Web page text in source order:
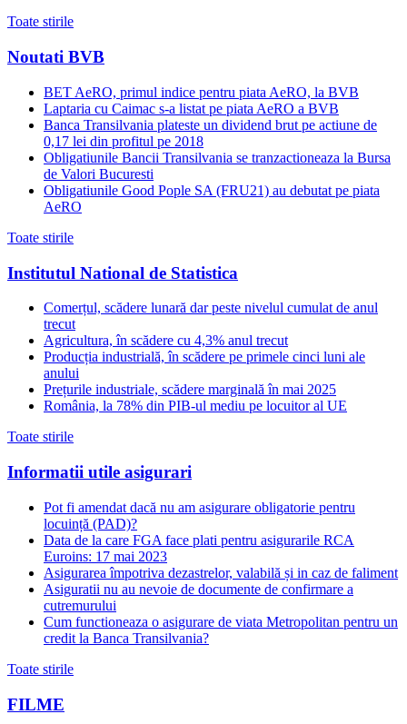
Toate stirile
Noutati BVB
BET AeRO, primul indice pentru piata AeRO, la BVB
Laptaria cu Caimac s-a listat pe piata AeRO a BVB
Banca Transilvania plateste un dividend brut pe actiune de
0,17 lei din profitul pe 2018
Obligatiunile Bancii Transilvania se tranzactioneaza la Bursa
de Valori Bucuresti
Obligatiunile Good Pople SA (FRU21) au debutat pe piata
AeRO
Toate stirile
Institutul National de Statistica
Comerțul, scădere lunară dar peste nivelul cumulat de anul
trecut
Agricultura, în scădere cu 4,3% anul trecut
Producția industrială, în scădere pe primele cinci luni ale
anului
Prețurile industriale, scădere marginală în mai 2025
România, la 78% din PIB-ul mediu pe locuitor al UE
Toate stirile
Informatii utile asigurari
Pot fi amendat dacă nu am asigurare obligatorie pentru
locuință (PAD)?
Data de la care FGA face plati pentru asigurarile RCA
Euroins: 17 mai 2023
Asigurarea împotriva dezastrelor, valabilă și in caz de faliment
Asiguratii nu au nevoie de documente de confirmare a
cutremurului
Cum functioneaza o asigurare de viata Metropolitan pentru un
credit la Banca Transilvania?
Toate stirile
FILME